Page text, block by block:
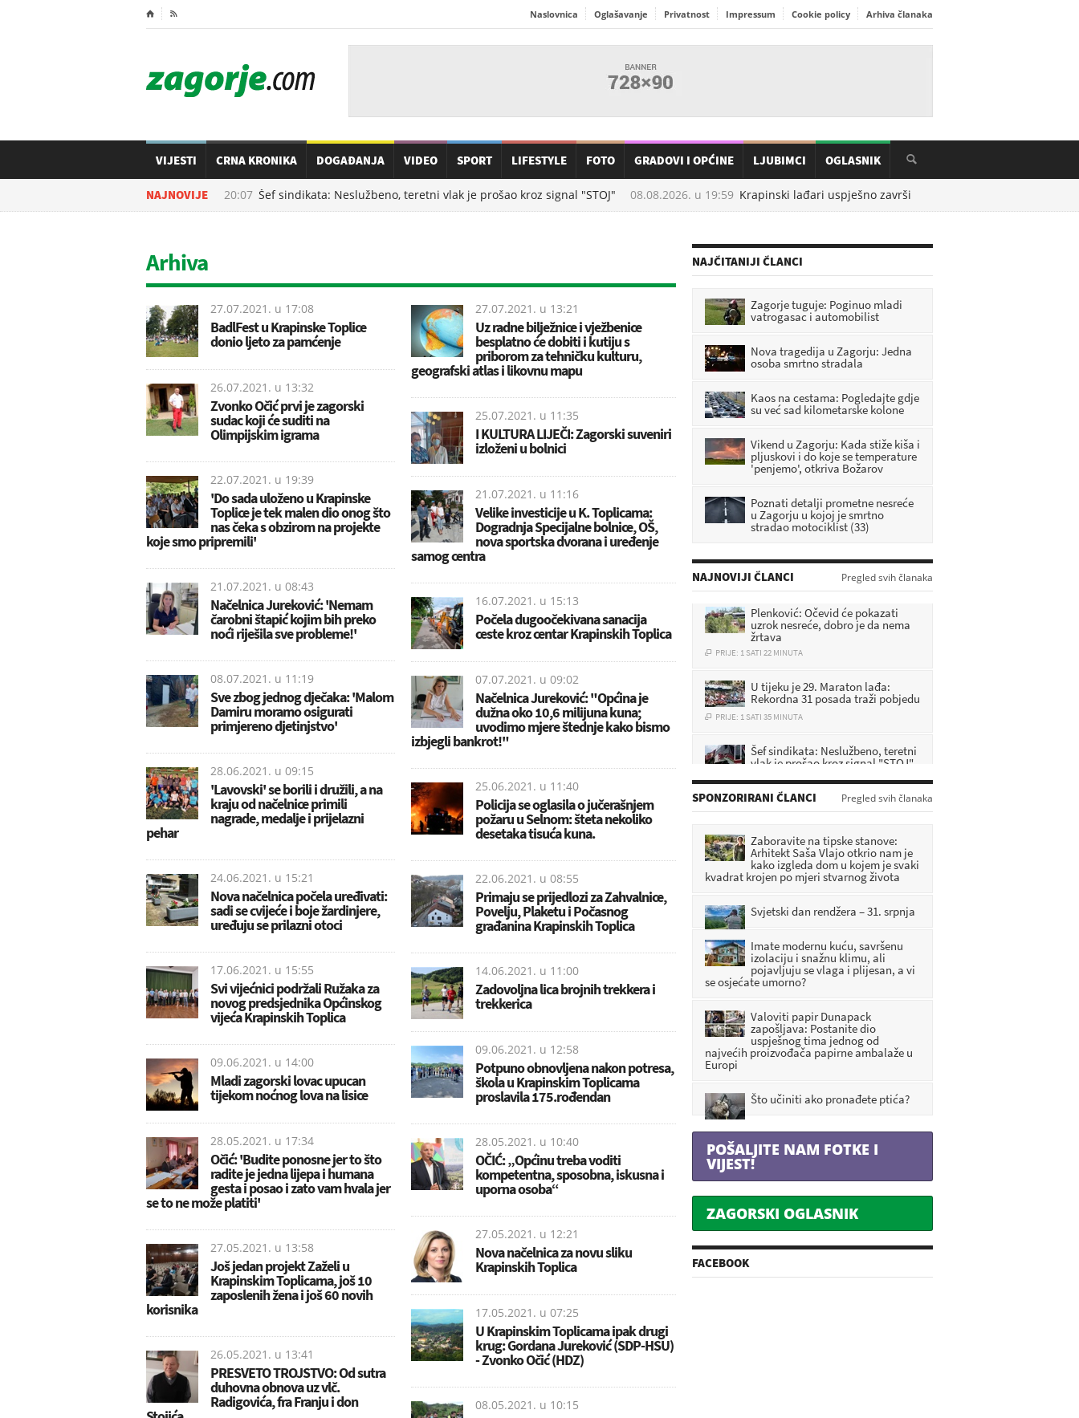
⌂  Naslovnica Oglašavanje Privatnost Impressum Cookie policy Arhiva članaka
VIJESTI CRNA KRONIKA DOGAĐANJA VIDEO SPORT LIFESTYLE FOTO GRADOVI I OPĆINE LJUBIMCI OGLASNIK
NAJNOVIJE
08.08.2026. u 20:07 Šef sindikata: Neslužbeno, teretni vlak je prošao kroz signal "STOJ" 08.08.2026. u19:59 Krapinski lađari uspješno završili 29. Maraton lađa na Neretvi
Arhiva
27.07.2021. u 17:08
BadlFest u Krapinske Toplice
donio ljeto za pamćenje
26.07.2021. u 13:32
Zvonko Očić prvi je zagorski
sudac koji će suditi na
Olimpijskim igrama
22.07.2021. u 19:39
'Do sada uloženo u Krapinske
Toplice je tek malen dio onog što
nas čeka s obzirom na projekte
koje smo pripremili'
21.07.2021. u 08:43
Načelnica Jureković: 'Nemam
čarobni štapić kojim bih preko
noći riješila sve probleme!'
08.07.2021. u 11:19
Sve zbog jednog dječaka: 'Malom
Damiru moramo osigurati
primjereno djetinjstvo'
28.06.2021. u 09:15
'Lavovski' se borili i družili, a na
kraju od načelnice primili
nagrade, medalje i prijelazni
pehar
24.06.2021. u 15:21
Nova načelnica počela uređivati:
sadi se cvijeće i boje žardinjere,
uređuju se prilazni otoci
17.06.2021. u 15:55
Svi vijećnici podržali Ružaka za
novog predsjednika Općinskog
vijeća Krapinskih Toplica
09.06.2021. u 14:00
Mladi zagorski lovac upucan
tijekom noćnog lova na lisice
28.05.2021. u 17:34
Očić: 'Budite ponosne jer to što
radite je jedna lijepa i humana
gesta i posao i zato vam hvala jer
se to ne može platiti'
27.05.2021. u 13:58
Još jedan projekt Zaželi u
Krapinskim Toplicama, još 10
zaposlenih žena i još 60 novih
korisnika
26.05.2021. u 13:41
PRESVETO TROJSTVO: Od sutra
duhovna obnova uz vlč.
Radigovića, fra Franju i don
27.07.2021. u 13:21
Uz radne bilježnice i vježbenice
besplatno će dobiti i kutiju s
priborom za tehničku kulturu,
geografski atlas i likovnu mapu
25.07.2021. u 11:35
I KULTURA LIJEČI: Zagorski suveniri
izloženi u bolnici
21.07.2021. u 11:16
Velike investicije u K. Toplicama:
Dogradnja Specijalne bolnice, OŠ,
nova sportska dvorana i uređenje
samog centra
16.07.2021. u 15:13
Počela dugoočekivana sanacija
ceste kroz centar Krapinskih Toplica
07.07.2021. u 09:02
Načelnica Jureković: "Općina je
dužna oko 10,6 milijuna kuna;
uvodimo mjere štednje kako bismo
izbjegli bankrot!"
25.06.2021. u 11:40
Policija se oglasila o jučerašnjem
požaru u Selnom: šteta nekoliko
desetaka tisuća kuna.
22.06.2021. u 08:55
Primaju se prijedlozi za Zahvalnice,
Povelju, Plaketu i Počasnog
građanina Krapinskih Toplica
14.06.2021. u 11:00
Zadovoljna lica brojnih trekkera i
trekkerica
09.06.2021. u 12:58
Potpuno obnovljena nakon potresa,
škola u Krapinskim Toplicama
proslavila 175.rođendan
28.05.2021. u 10:40
OČIĆ: „Općinu treba voditi
kompetentna, sposobna, iskusna i
uporna osoba“
27.05.2021. u 12:21
Nova načelnica za novu sliku
Krapinskih Toplica
17.05.2021. u 07:25
U Krapinskim Toplicama ipak drugi
krug: Gordana Jureković (SDP-HSU)
- Zvonko Očić (HDZ)
08.05.2021. u 10:15
NAJČITANIJI ČLANCI
Zagorje tuguje: Poginuo mladi
vatrogasac i automobilist
Nova tragedija u Zagorju: Jedna
osoba smrtno stradala
Kaos na cestama: Pogledajte gdje
su već sad kilometarske kolone
Vikend u Zagorju: Kada stiže kiša i
pljuskovi i do koje se temperature
'penjemo', otkriva Božarov
Poznati detalji prometne nesreće
u Zagorju u kojoj je smrtno
stradao motociklist (33)
NAJNOVIJI ČLANCI Pregled svih članaka
uzrok nesreće, dobro je da nema
žrtava
PRIJE: 1 SATI 22 MINUTA
Rekordna 31 posada traži pobjedu
 PRIJE: 1 SATI 35 MINUTA
vlak je prošao kroz signal "STOJ"
Krapinski lađari uspješno završili
29. Maraton lađa na Neretvi
 PRIJE: 33 MINUTA
Teška nesreća: Motociklist
poginuo u sudaru s automobilom
SPONZORIRANI ČLANCI Pregled svih članaka
Zaboravite na tipske stanove:
Arhitekt Saša Vlajo otkrio nam je
kako izgleda dom u kojem je svaki
kvadrat krojen po mjeri stvarnog života
Svjetski dan rendžera – 31. srpnja
Imate modernu kuću, savršenu
izolaciju i snažnu klimu, ali
pojavljuju se vlaga i plijesan, a vi
se osjećate umorno?
Valoviti papir Dunapack
zapošljava: Postanite dio
uspješnog tima jednog od
najvećih proizvođača papirne ambalaže u
Europi
Što učiniti ako pronađete ptića?
POŠALJITE NAM FOTKE I
VIJEST!
ZAGORSKI OGLASNIK
FACEBOOK